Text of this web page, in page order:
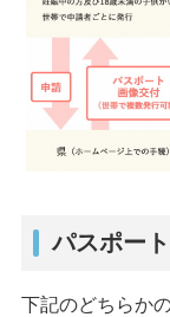
パスポー
下記のどちらか